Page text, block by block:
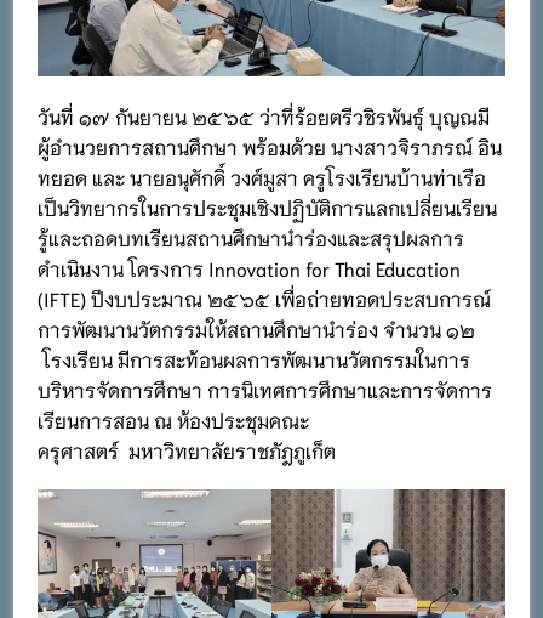
วันที่ ๑๗ กันยายน ๒๕๖๕ ว่าที่ร้อยตรีวชิรพันธุ์ บุญณมี
ผู้อำนวยการสถานศึกษา พร้อมด้วย นางสาวจิราภรณ์ อิน
ทยอด และ นายอนุศักดิ์ วงศ์มูสา ครูโรงเรียนบ้านท่าเรือ
เป็นวิทยากรในการประชุมเชิงปฏิบัติการแลกเปลี่ยนเรียน
รู้และถอดบทเรียนสถานศึกษานำร่องและสรุปผลการ
ดำเนินงาน โครงการ Innovation for Thai Education
(IFTE) ปีงบประมาณ ๒๕๖๕ เพื่อถ่ายทอดประสบการณ์
การพัฒนานวัตกรรมให้สถานศึกษานำร่อง จำนวน ๑๒​
โรงเรียน มีการสะท้อนผลการพัฒนานวัตกรรมในการ
บริหารจัดการศึกษา การนิเทศการศึกษาและการจัดการ
เรียนการสอน ณ ห้องประชุมคณะ
ครุศาสตร์ มหาวิทยาลัยราชภัฎภูเก็ต